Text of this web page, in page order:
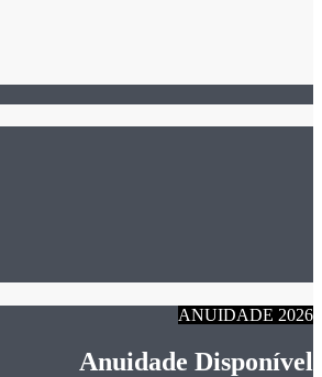
ANUIDADE 2026
Anuidade Disponível